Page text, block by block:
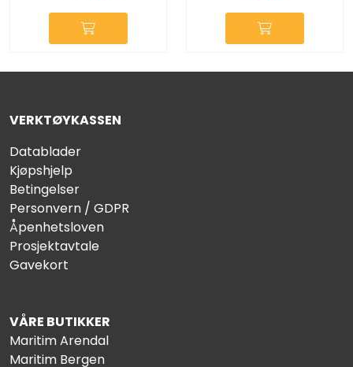
VERKTØYKASSEN
Datablader
Kjøpshjelp
Betingelser
Personvern / GDPR
Åpenhetsloven
Prosjektavtale
Gavekort
VÅRE BUTIKKER
Maritim Arendal
Maritim Bergen